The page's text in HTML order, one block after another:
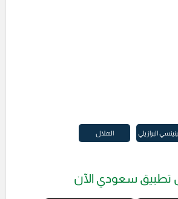
البرازيلي الهلال
تطبيق سعودي الآن